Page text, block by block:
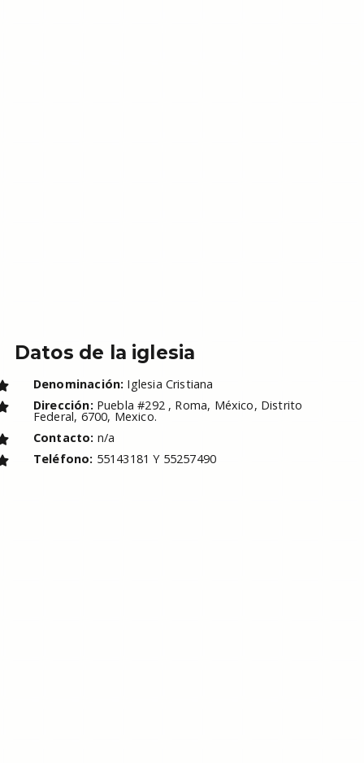
Datos de la iglesia
Denominación: Iglesia Cristiana
Dirección: Puebla #292 , Roma, México, Distrito
Federal, 6700, Mexico.
Contacto: n/a
Teléfono: 55143181 Y 55257490